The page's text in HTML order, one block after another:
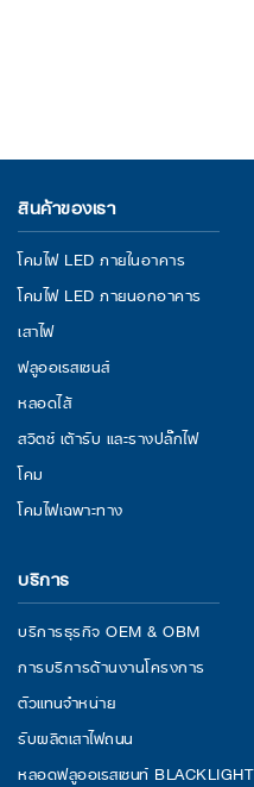
สินค้าของเรา
โคมไฟ LED ภายในอาคาร
โคมไฟ LED ภายนอกอาคาร
เสาไฟ
ฟลูออเรสเซนส์
หลอดไส้
สวิตช์ เต้ารับ และรางปลั๊กไฟ
โคม
โคมไฟเฉพาะทาง
บริการ
บริการธุรกิจ OEM & OBM
การบริการด้านงานโครงการ
ตัวแทนจำหน่าย
รับผลิตเสาไฟถนน
หลอดฟลูออเรสเซนท์ BLACKLIGHT